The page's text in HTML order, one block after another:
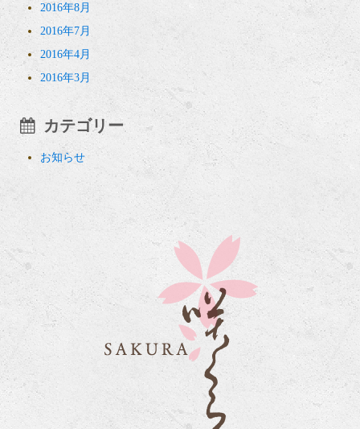
2016年8月
2016年7月
2016年4月
2016年3月
カテゴリー
お知らせ